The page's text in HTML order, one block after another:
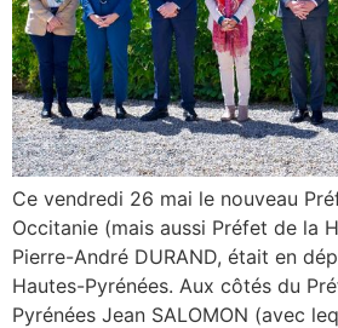
Ce vendredi 26 mai le nouveau
Occitanie (mais aussi Préfet de la
Pierre-André DURAND, était en
Hautes-Pyrénées. Aux côtés du
Pyrénées Jean SALOMON (avec